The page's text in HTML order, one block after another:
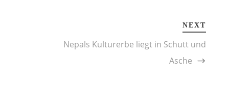
NEXT
Nepals Kulturerbe liegt in Schutt und
Asche